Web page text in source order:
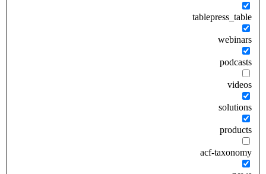
tablepress_table
webinars
podcasts
videos
solutions
products
acf-taxonomy